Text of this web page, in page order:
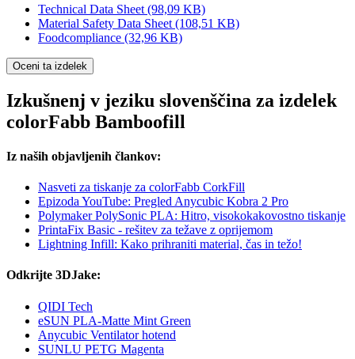
Technical Data Sheet (98,09 KB)
Material Safety Data Sheet (108,51 KB)
Foodcompliance (32,96 KB)
Oceni ta izdelek
Izkušnenj v jeziku slovenščina za izdelek
colorFabb Bamboofill
Iz naših objavljenih člankov:
Nasveti za tiskanje za colorFabb CorkFill
Epizoda YouTube: Pregled Anycubic Kobra 2 Pro
Polymaker PolySonic PLA: Hitro, visokokakovostno tiskanje
PrintaFix Basic - rešitev za težave z oprijemom
Lightning Infill: Kako prihraniti material, čas in težo!
Odkrijte 3DJake:
QIDI Tech
eSUN PLA-Matte Mint Green
Anycubic Ventilator hotend
SUNLU PETG Magenta